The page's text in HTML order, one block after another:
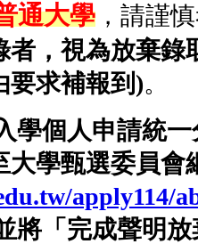
通大學 ，請謹
者，視為放棄錄
要求補報到)。
學個人申請統
大學甄選委員會
apply114/
將「完成聲明